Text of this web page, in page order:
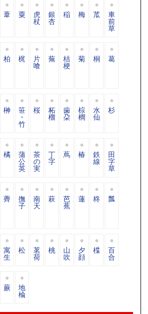
葦 粟 虎
杖
銀
杏
稲 梅 苽 車
前
草
柏 梶 片
喰
蕪 桔
梗
菊 桐 葛
榊 笹
・
竹
桜 柘
榴
歯
朶
棕
櫚
水
仙
杉
橘 蒲
公
英
茶
の
実
丁
字
蔦 椿 鉄
線
田
字
草
薺 撫
子
南
天
萩 芭
蕉
蓮 柊 瓢
寓
生
松 茗
荷
桃 山
吹
夕
顔
楪 百
合
蕨 地
楡